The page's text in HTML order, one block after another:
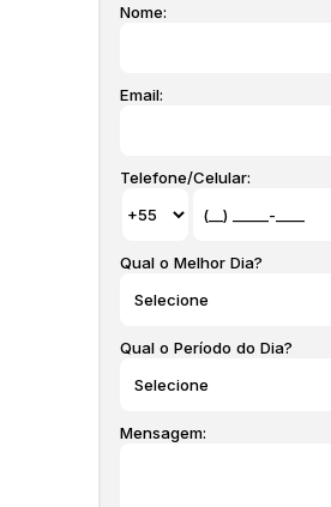
Nome:
Email:
Telefone/Celular:
Qual o Melhor Dia?
Qual o Período do Dia?
Mensagem: